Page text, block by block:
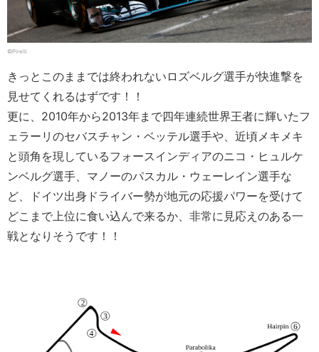
©Pirelli
きっとこのままでは終われないロズベルグ選手が快進撃を
見せてくれるはずです！！
更に、2010年から2013年まで四年連続世界王者に輝いたフ
ェラーリのセバスチャン・ベッテル選手や、近頃メキメキ
と頭角を現しているフォースインディアのニコ・ヒュルケ
ンベルグ選手、マノーのパスカル・ウェーレイン選手な
ど、ドイツ出身ドライバー勢が地元の応援パワーを受けて
どこまで上位に食い込んで来るか、非常に見応えのある一
戦となりそうです！！